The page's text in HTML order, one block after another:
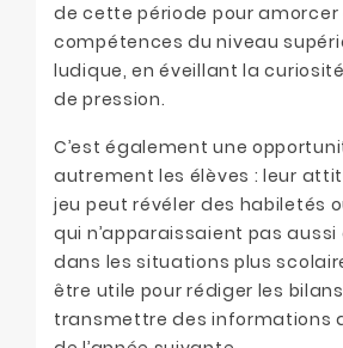
de cette période pour amorcer
compétences du niveau
ludique, en éveillant la
de pression.
C’est également une
autrement les élèves : leur
jeu peut révéler des habiletés
qui n’apparaissaient pas
dans les situations plus
être utile pour rédiger les
transmettre des informations